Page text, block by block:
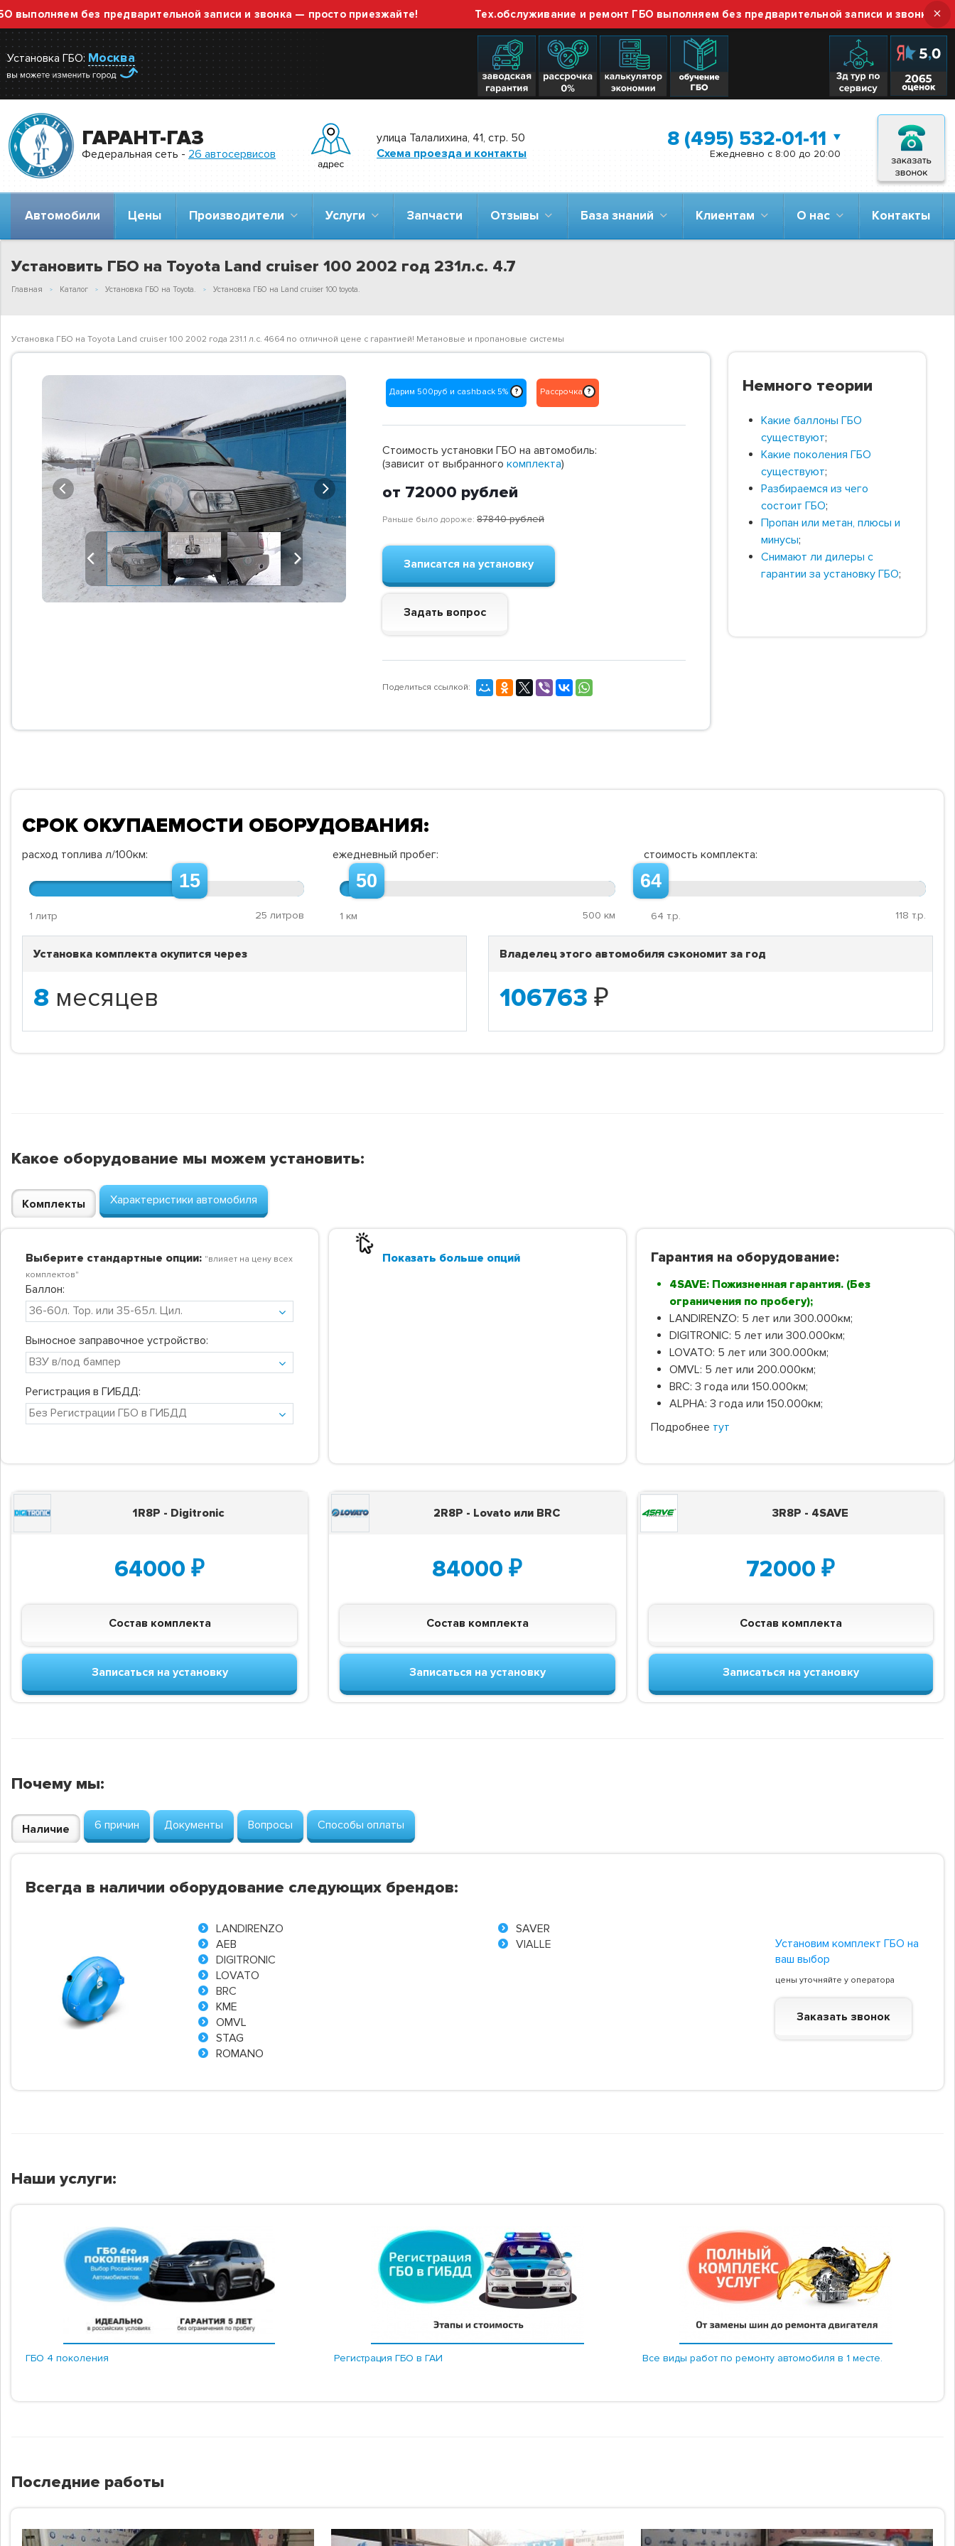
без предварительной записи и звонка — просто приезжайте! Тех.обслуживание и ремонт ГБО выполняем без предварительной записи и звонка — ×
Установка ГБО: Москва
ГАРАНТ-ГАЗ
Федеральная сеть - 26 автосервисов
улица Талалихина, 41, стр. 50
Схема проезда и контакты
8 (495) 532-01-11
Ежедневно с 8:00 до 20:00
Автомобили Цены Производители Услуги Запчасти Отзывы База знаний Клиентам О нас Контакты
Установить ГБО на Toyota Land cruiser 100 2002 год 231л.с. 4.7
Главная Каталог Установка ГБО на Toyota. Установка ГБО на Land cruiser 100 toyota.
Установка ГБО на Toyota Land cruiser 100 2002 года 231.1 л.с. 4664 по отличной цене с гарантией! Метановые и пропановые системы
Previous Next
Previous Next
Дарим 500руб и cashback 5% ? Рассрочка ?
Стоимость установки ГБО на автомобиль:
(зависит от выбранного комплекта)
от 72000 рублей
Раньше было дороже: 87840рублей
Записатся на установку
Задать вопрос
Поделиться ссылкой:
Немного теории
Какие баллоны ГБО
существуют;
Какие поколения ГБО
существуют;
Разбираемся из чего
состоит ГБО;
Пропан или метан, плюсы и
минусы;
Снимают ли дилеры с
гарантии за установку ГБО;
СРОК ОКУПАЕМОСТИ ОБОРУДОВАНИЯ:
расход топлива л/100км:
15
1 литр 25 литров
ежедневный пробег:
50
1 км 500 км
стоимость комплекта:
64
64 т.р. 118 т.р.
Установка комплекта окупится через
8 месяцев
Владелец этого автомобиля сэкономит за год
106763 ₽
Какое оборудование мы можем установить:
Комплекты Характеристики автомобиля
Выберите стандартные опции: "влияет на цену всех
комплектов"
Баллон:
Выносное заправочное устройство:
Регистрация в ГИБДД:
Показать больше опций Гарантия на оборудование:
4SAVE: Пожизненная гарантия. (Без
ограничения по пробегу);
LANDIRENZO: 5 лет или 300.000км;
DIGITRONIC: 5 лет или 300.000км;
LOVATO: 5 лет или 300.000км;
OMVL: 5 лет или 200.000км;
BRC: 3 года или 150.000км;
ALPHA: 3 года или 150.000км;
Подробнее тут
1R8P - Digitronic
64000 ₽
Состав комплекта
Записаться на установку
2R8P - Lovato или BRC
84000 ₽
Состав комплекта
Записаться на установку
3R8P - 4SAVE
72000 ₽
Состав комплекта
Записаться на установку
Почему мы:
Наличие 6 причин Документы Вопросы Способы оплаты
Всегда в наличии оборудование следующих брендов:
LANDIRENZO
AEB
DIGITRONIC
LOVATO
BRC
KME
OMVL
STAG
ROMANO
SAVER
VIALLE
Установим комплект ГБО на
ваш выбор
цены уточняйте у оператора
Заказать звонок
Наши услуги:
ГБО 4 поколения Регистрация ГБО в ГАИ Все виды работ по ремонту автомобиля в 1 месте.
Последние работы